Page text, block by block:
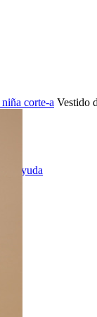
Ayuda
corte-a Vestido